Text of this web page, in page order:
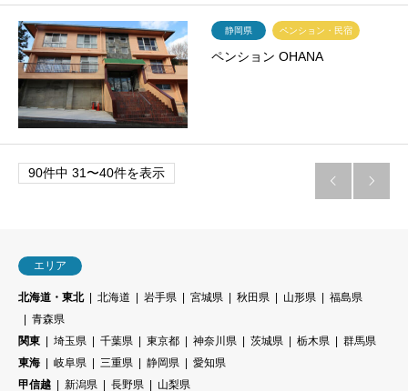
静岡県 ペンション・民宿
ペンション OHANA
90件中 31〜40件を表示
 
エリア
北海道・東北 北海道 岩手県 宮城県 秋田県 山形県
福島県
青森県
関東
埼玉県 千葉県 東京都 神奈川県 茨城県 栃木県
群馬県
東海
岐阜県 三重県 静岡県
愛知県
甲信越
新潟県 長野県 山梨県